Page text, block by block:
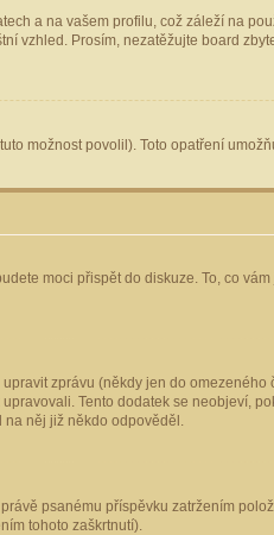
a na vašem profilu, což záleží na
vzhled. Prosím, nezatěžujte board
možnost povolil). Toto opatření
moci přispět do diskuze. To, co
zprávu (někdy jen do
Tento dodatek se neobjeví,
na něj již někdo odpověděl.
psanému příspěvku zatržením
tohoto zaškrtnutí).